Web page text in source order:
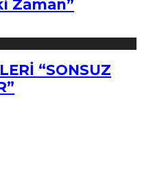
Zaman”
“SONSUZ